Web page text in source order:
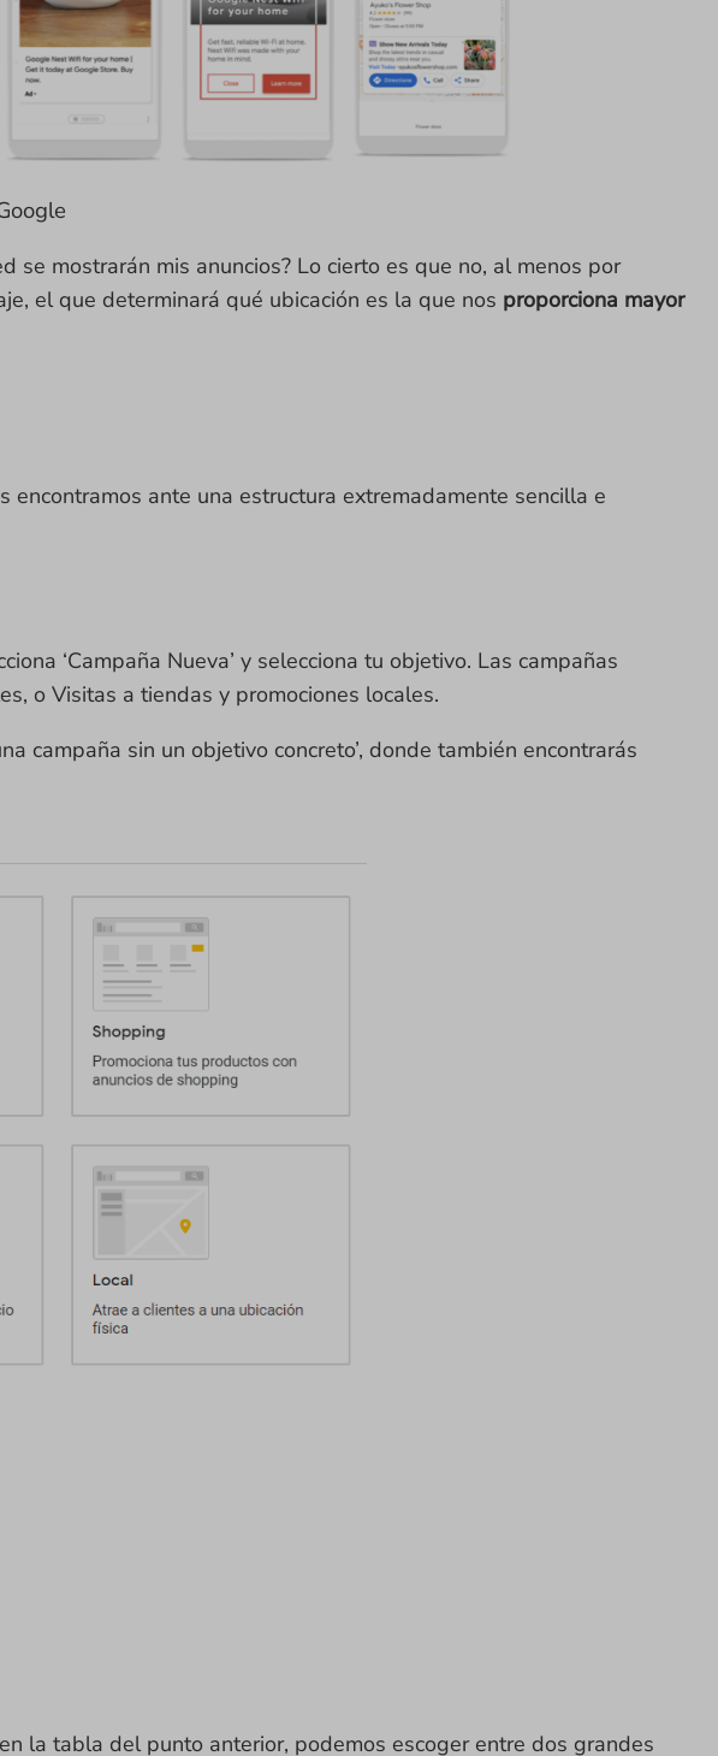
mostrarán mis anuncios? Lo cierto es que no, al menos por
el que determinará qué ubicación es la que nos proporciona mayor
encontramos ante una estructura extremadamente sencilla e
‘Campaña Nueva’ y selecciona tu objetivo. Las campañas
o Visitas a tiendas y promociones locales.
campaña sin un objetivo concreto’, donde también encontrarás
la tabla del punto anterior, podemos escoger entre dos grandes